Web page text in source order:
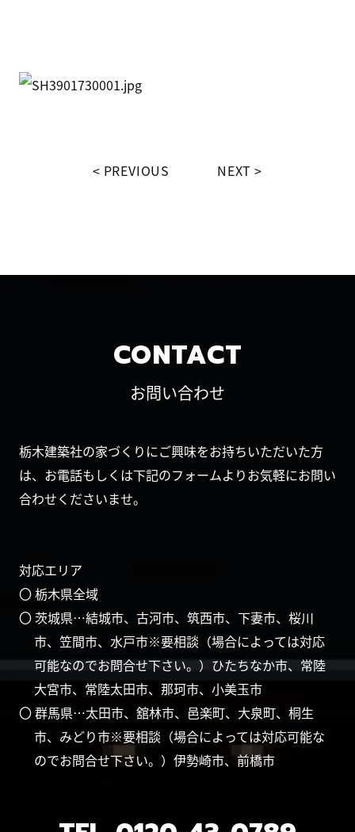
PREVIOUS NEXT
CONTACT
お問い合わせ
栃木建築社の家づくりにご興味をお持ちいただいた方
は、お電話もしくは下記のフォームよりお気軽にお問い
合わせくださいませ。
対応エリア
〇 栃木県全域
〇 茨城県…結城市、古河市、筑西市、下妻市、桜川
市、笠間市、水戸市※要相談（場合によっては対応
可能なのでお問合せ下さい。）ひたちなか市、常陸
大宮市、常陸太田市、那珂市、小美玉市
〇 群馬県…太田市、舘林市、邑楽町、大泉町、桐生
市、みどり市※要相談（場合によっては対応可能な
のでお問合せ下さい。）伊勢崎市、前橋市